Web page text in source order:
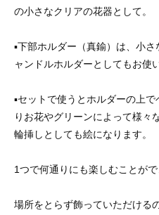
の小さなクリアの花器として。
▪下部ホルダー（真鍮）は、小
ャンドルホルダーとしてもお使
▪セットで使うとホルダーの上
りお花やグリーンによって様々
輪挿しとしても絵になります。
1つで何通りにも楽しむことがで
場所をとらず飾っていただける